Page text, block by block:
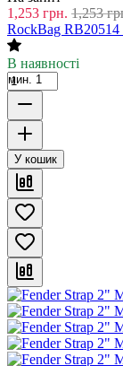
1,253 грн. 1,253
RockBag RB20514
В наявності
мин. 1
У кошик